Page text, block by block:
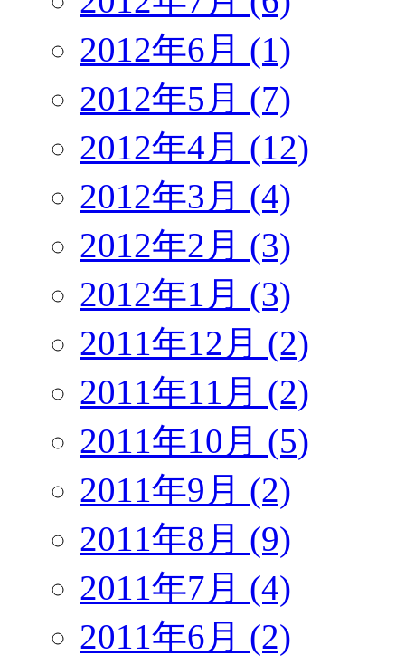
2012年6月 (1)
2012年5月 (7)
2012年4月 (12)
2012年3月 (4)
2012年2月 (3)
2012年1月 (3)
2011年12月 (2)
2011年11月 (2)
2011年10月 (5)
2011年9月 (2)
2011年8月 (9)
2011年7月 (4)
2011年6月 (2)